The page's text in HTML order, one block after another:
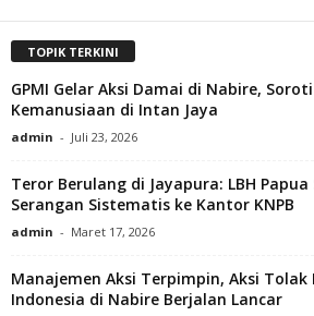
TOPIK TERKINI
GPMI Gelar Aksi Damai di Nabire,
Kemanusiaan di Intan Jaya
admin - Juli 23, 2026
Teror Berulang di Jayapura: LBH
Serangan Sistematis ke Kantor KNPB
admin - Maret 17, 2026
Manajemen Aksi Terpimpin, Aksi Tolak
Indonesia di Nabire Berjalan Lancar